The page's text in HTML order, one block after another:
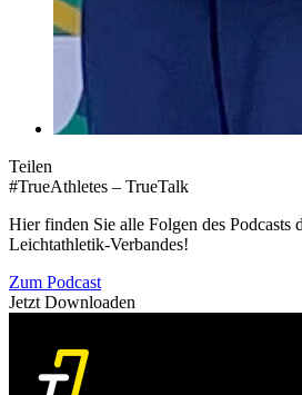
Teilen
#TrueAthletes – TrueTalk
Hier finden Sie alle Folgen des Podcasts
Leichtathletik-Verbandes!
Zum Podcast
Jetzt Downloaden